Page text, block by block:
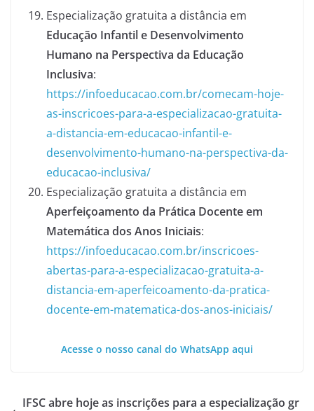
Especialização gratuita a distância em
Educação Infantil e Desenvolvimento
Humano na Perspectiva da Educação
Inclusiva:
https://infoeducacao.com.br/comecam-hoje-
as-inscricoes-para-a-especializacao-gratuita-
a-distancia-em-educacao-infantil-e-
desenvolvimento-humano-na-perspectiva-da-
educacao-inclusiva/
Especialização gratuita a distância em
Aperfeiçoamento da Prática Docente em
Matemática dos Anos Iniciais:
https://infoeducacao.com.br/inscricoes-
abertas-para-a-especializacao-gratuita-a-
distancia-em-aperfeicoamento-da-pratica-
docente-em-matematica-dos-anos-iniciais/
Acesse o nosso canal do WhatsApp aqui
IFSC abre hoje as inscrições para a especialização gr